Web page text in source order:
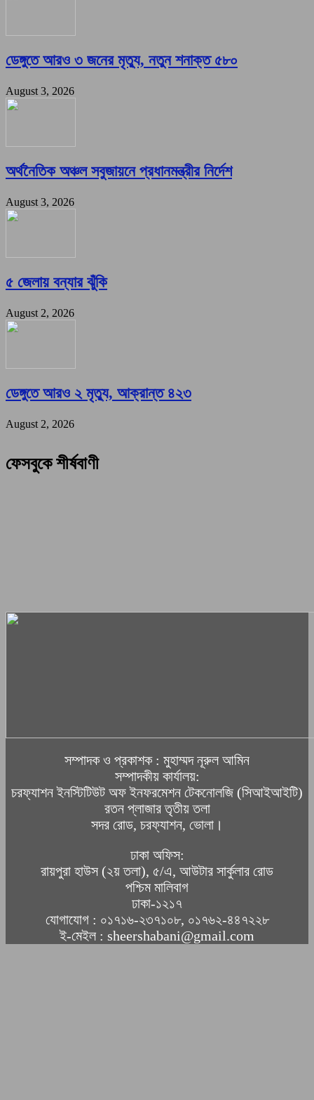
ডেঙ্গুতে আরও ৩ জনের মৃত্যু, নতুন শনাক্ত ৫৮০
August 3, 2026
অর্থনৈতিক অঞ্চল সবুজায়নে প্রধানমন্ত্রীর নির্দেশ
August 3, 2026
৫ জেলায় বন্যার ঝুঁকি
August 2, 2026
ডেঙ্গুতে আরও ২ মৃত্যু, আক্রান্ত ৪২৩
August 2, 2026
ফেসবুকে শীর্ষবাণী
সম্পাদক ও প্রকাশক : মুহাম্মদ নূরুল আমিন
সম্পাদকীয় কার্যালয়:
চরফ্যাশন ইনস্টিটিউট অফ ইনফরমেশন টেকনোলজি (সিআইআইটি)
রতন প্লাজার তৃতীয় তলা
সদর রোড, চরফ্যাশন, ভোলা।
ঢাকা অফিস:
রায়পুরা হাউস (২য় তলা), ৫/এ, আউটার সার্কুলার রোড
পশ্চিম মালিবাগ
ঢাকা-১২১৭
যোগাযোগ : ০১৭১৬-২৩৭১০৮, ০১৭৬২-৪৪৭২২৮
ই-মেইল : sheershabani@gmail.com